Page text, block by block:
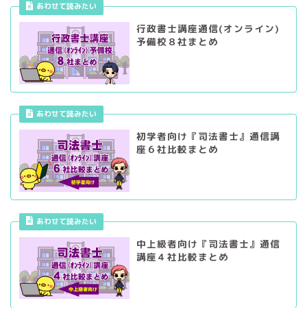
あわせて読みたい
行政書士講座通信(オンライン)
予備校８社まとめ
あわせて読みたい
初学者向け『司法書士』通信講
座６社比較まとめ
あわせて読みたい
中上級者向け『司法書士』通信
講座４社比較まとめ